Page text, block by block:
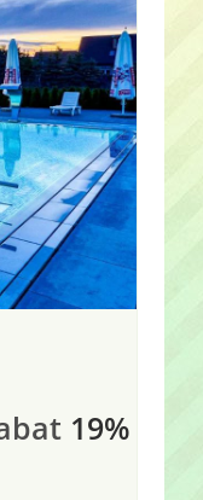
19%